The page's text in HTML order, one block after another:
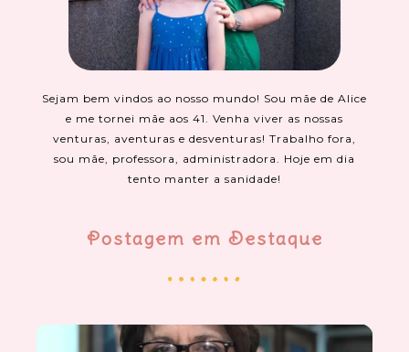
Sejam bem vindos ao nosso mundo! Sou mãe de Alice
e me tornei mãe aos 41. Venha viver as nossas
venturas, aventuras e desventuras! Trabalho fora,
sou mãe, professora, administradora. Hoje em dia
tento manter a sanidade!
Postagem em Destaque